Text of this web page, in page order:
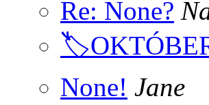
Re: None?
None! Jane